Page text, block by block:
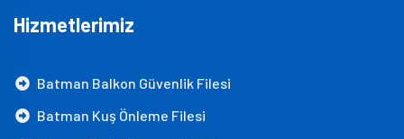
Hizmetlerimiz
Batman Balkon Güvenlik Filesi
Batman Kuş Önleme Filesi